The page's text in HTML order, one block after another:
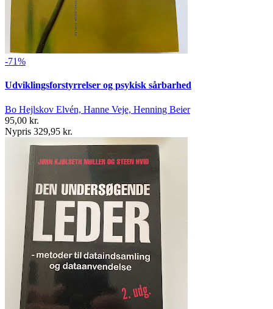
-71%
Udviklingsforstyrrelser og psykisk sårbarhed
Bo Hejlskov Elvén, Hanne Veje, Henning Beier
95,00 kr.
Nypris 329,95 kr.